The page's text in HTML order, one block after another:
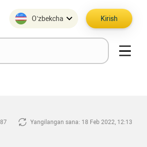
O’zbekcha Kirish
Yangilangan sana: 18 Feb 2022, 12:13